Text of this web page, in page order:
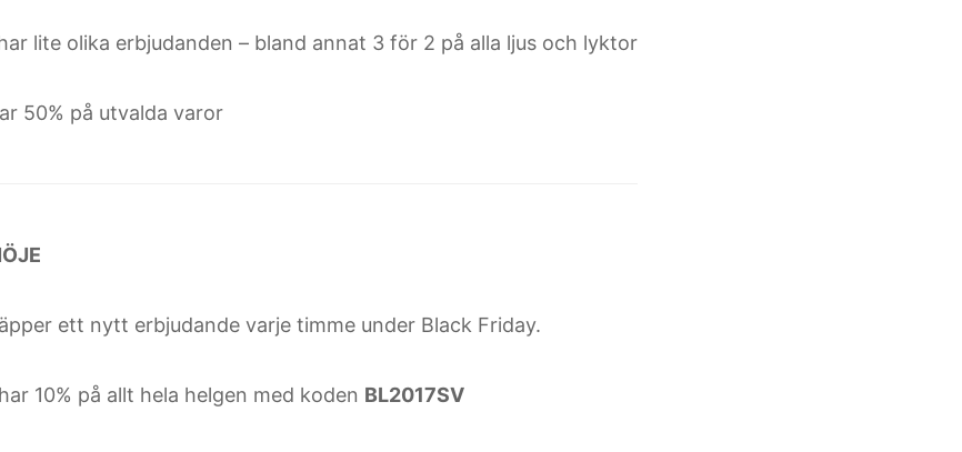
lite olika erbjudanden – bland annat 3 för 2 på alla ljus och lyktor
50% på utvalda varor
ett nytt erbjudande varje timme under Black Friday.
10% på allt hela helgen med koden BL2017SV